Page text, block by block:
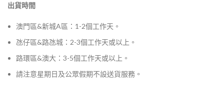
出貨時間
澳門區&新城A區：1-2個工作天。
氹仔區&路氹城：2-3個工作天或以上。
路環區&澳大：3-5個工作天或以上。
請注意星期日及公眾假期不設送貨服務。